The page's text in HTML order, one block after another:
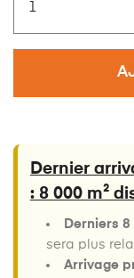
Dernier
: 8 000 m²
Derniers 8
sera plus
Arrivage